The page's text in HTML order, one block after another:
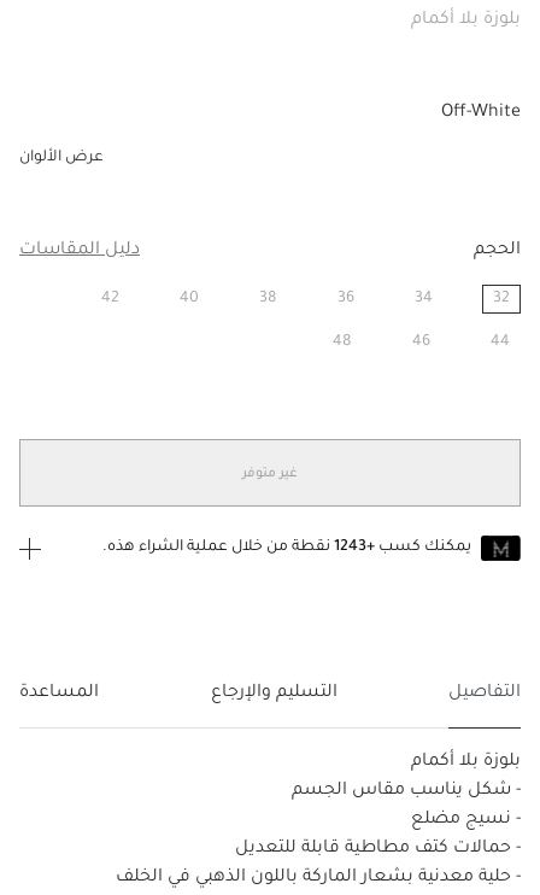
بلوزة بلا أكمام
Off-White
عرض الألوان
الحجم دليل المقاسات
32
34
36
38
40
42
44
46
48
غير متوفر
يمكنك كسب +1243
نقطة من خلال عملية الشراء هذه.
التفاصيل التسليم والإرجاع المساعدة
بلوزة بلا أكمام
- شكل يناسب مقاس الجسم
- نسيج مضلع
- حمالات كتف مطاطية قابلة للتعديل
- حلية معدنية بشعار الماركة باللون الذهبي في الخلف